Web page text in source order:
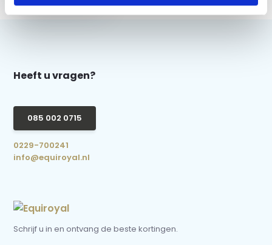
Heeft u vragen?
085 002 0715
0229-700241
info@equiroyal.nl
Schrijf u in en ontvang de beste kortingen.